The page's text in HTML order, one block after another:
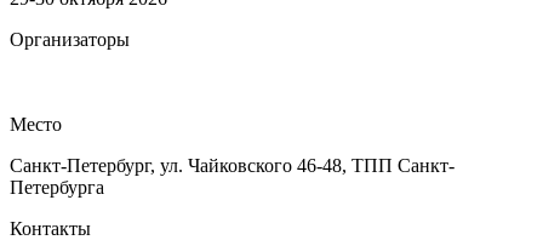
Организаторы
Место
Санкт-Петербург, ул. Чайковского 46-48, ТПП Санкт-
Петербурга
Контакты